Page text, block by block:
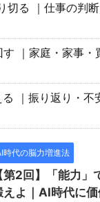
る ｜仕事の判断
｜家庭・家事・
｜振り返り・不
時代の脳力増進法
第2回】「能力
えよ｜AI時代に